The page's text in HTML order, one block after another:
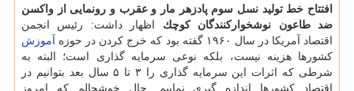
افتتاح خط تولید نسل سوم پادزهر مار و عقرب و رونمایی از واكسن
ضد طاعون نوشخواركنندگان كوچك اظهار داشت: رئیس انجمن
اقتصاد آمریكا در سال ۱۹۶۰ گفته بود كه خرج كردن در حوزه
آموزش
كشورها هزینه نیست، بلكه نوعی سرمایه گذاری است؛ البته به
شرطی كه اثرات این سرمایه گذاری را ۳ تا ۵ سال بعد بتوانیم در
اقتصاد كشورها اندازه گیری نماییم. حال خوشحالم كه امروز